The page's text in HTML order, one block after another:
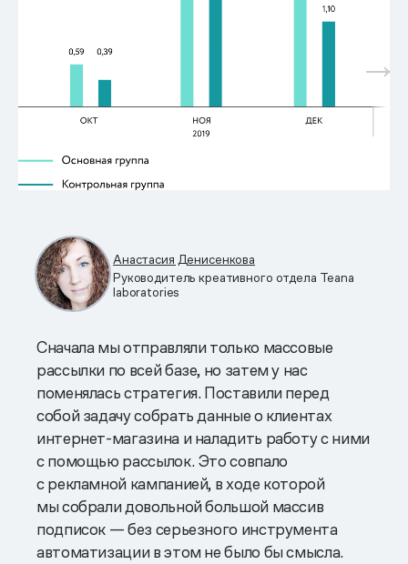
Анастасия Денисенкова
Руководитель креативного отдела Teana
laboratories
Сначала мы отправляли только массовые
рассылки по всей базе, но затем у нас
поменялась стратегия. Поставили перед
собой задачу собрать данные о клиентах
интернет-магазина и наладить работу с ними
с помощью рассылок. Это совпало
с рекламной кампанией, в ходе которой
мы собрали довольной большой массив
подписок — без серьезного инструмента
автоматизации в этом не было бы смысла.